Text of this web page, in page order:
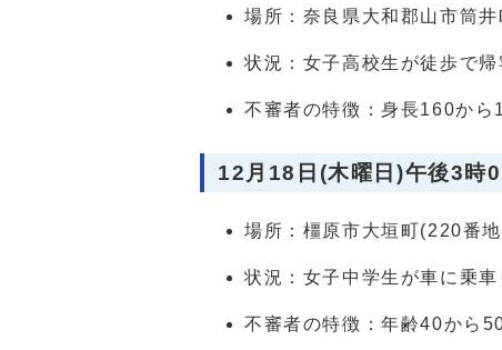
場所：奈良県大和郡山市筒
状況：女子高校生が徒歩で
不審者の特徴：身長160から
12月18日(木曜日)午後3時
場所：橿原市大垣町(220番
状況：女子中学生が車に乗
不審者の特徴：年齢40から